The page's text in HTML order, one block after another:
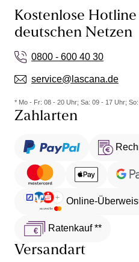
Kostenlose
deutschen Netzen
0800 - 600 40 30
service@lascana.de
* Mo - Fr: 08 - 20 Uhr; Sa: 09 - 17 Uhr; So:
Zahlarten
Online-
Ratenkauf **
Versandart